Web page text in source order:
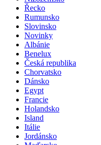
Řecko
Rumunsko
Slovinsko
Novinky
Albánie
Benelux
Česká republika
Chorvatsko
Dánsko
Egypt
Francie
Holandsko
Island
Itálie
Jordánsko